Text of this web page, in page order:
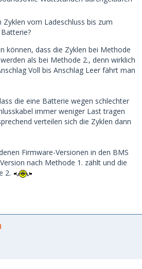
vom Ladeschluss bis zum
können, dass die Zyklen bei Methode
als bei Methode 2., denn wirklich
Voll bis Anschlag Leer fährt man
die eine Batterie wegen schlechter
immer weniger Last tragen
verteilen sich die Zyklen dann
Firmware-Versionen in den BMS
nach Methode 1. zählt und die
2.